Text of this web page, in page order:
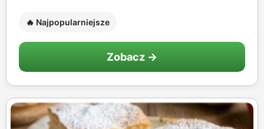
🔥 Najpopularniejsze
Zobacz →